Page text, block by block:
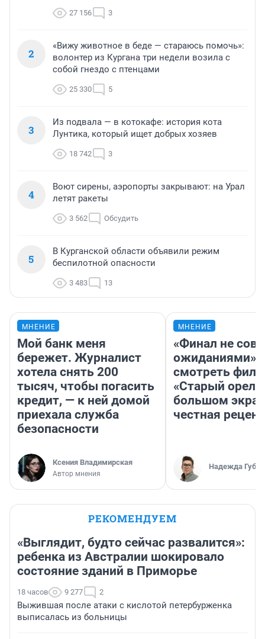
27 156 3
2
«Вижу животное в беде — стараюсь помочь»:
волонтер из Кургана три недели возила с
собой гнездо с птенцами
25 330 5
3
Из подвала — в котокафе: история кота
Лунтика, который ищет добрых хозяев
18 742 3
4
Воют сирены, аэропорты закрывают: на Урал
летят ракеты
3 562 Обсудить
5
В Курганской области объявили режим
беспилотной опасности
3 483 13
МНЕНИЕ
Мой банк меня
бережет. Журналист
хотела снять 200
тысяч, чтобы погасить
кредит, — к ней домой
приехала служба
безопасности
Ксения Владимирская
Автор мнения
МНЕНИЕ
«Финал не
ожиданиями»:
смотреть
«Старый орел»
большом
честная
Надежда
РЕКОМЕНДУЕМ
«Выглядит, будто сейчас развалится»:
ребенка из Австралии шокировало
состояние зданий в Приморье
18 часов 9 277 2
Выжившая после атаки с кислотой петербурженка
выписалась из больницы